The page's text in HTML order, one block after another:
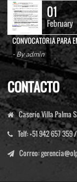
CONVOCATORIA PARA
- Byadmin
CONTACTO
Caserío Villa Palma
Telf: +51 942 657 359 /
Correo:
© 2020 Todos los derechos